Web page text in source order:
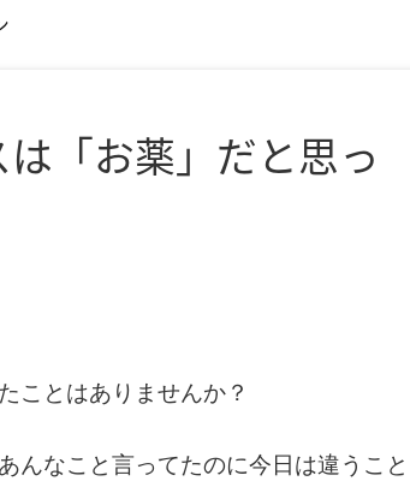
「お薬」だと思っ
ことはありませんか？
んなこと言ってたのに今日は違うこと